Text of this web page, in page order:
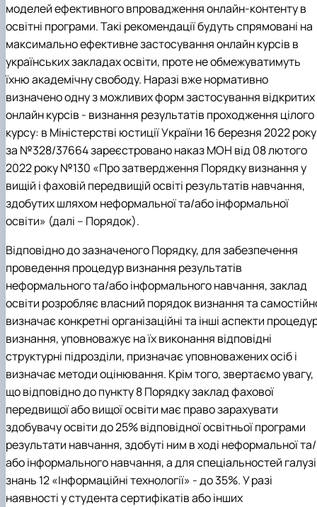
моделей ефективного впровадження онлайн-контенту в
освітні програми. Такі рекомендації будуть спрямовані на
максимально ефективне застосування онлайн курсів в
українських закладах освіти, проте не обмежуватимуть
їхню академічну свободу. Наразі вже нормативно
визначено одну з можливих форм застосування відкритих
онлайн курсів - визнання результатів проходження цілого
курсу: в Міністерстві юстиції України 16 березня 2022 року
за №328/37664 зареєстровано наказ МОН від 08 лютого
2022 року №130 «Про затвердження Порядку визнання у
вищій і фаховій передвищій освіті результатів навчання,
здобутих шляхом неформальної та/або інформальної
освіти» (далі – Порядок).
Відповідно до зазначеного Порядку, для забезпечення
проведення процедур визнання результатів
неформального та/або інформального навчання, заклад
освіти розробляє власний порядок визнання та
визначає конкретні організаційні та інші аспекти
визнання, уповноважує на їх виконання відповідні
структурні підрозділи, призначає уповноважених осіб і
визначає методи оцінювання. Крім того, звертаємо увагу,
що відповідно до пункту 8 Порядку заклад фахової
передвищої або вищої освіти має право зарахувати
здобувачу освіти до 25% відповідної освітньої програми
результати навчання, здобуті ним в ході неформальної та/
або інформального навчання, а для спеціальностей галузі
знань 12 «Інформаційні технології» - до 35%. У разі
наявності у студента сертифікатів або інших